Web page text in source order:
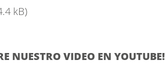
kB)
NUESTRO VIDEO EN YOUTUBE!